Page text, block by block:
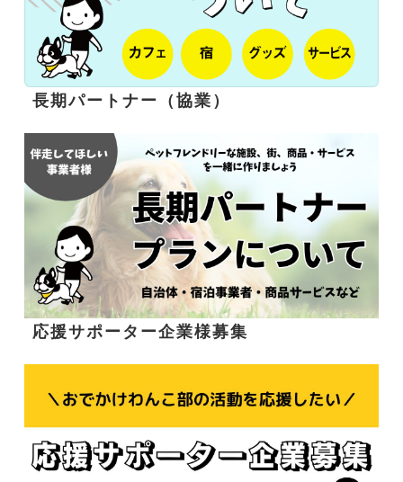
長期パートナー（協業）
応援サポーター企業様募集